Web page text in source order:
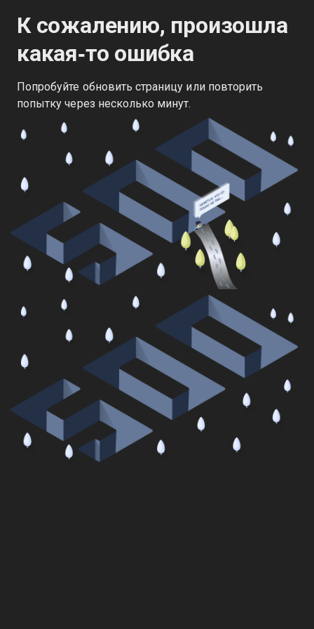
К сожалению, произошла
какая‑то ошибка
Попробуйте обновить страницу или повторить
попытку через несколько минут.